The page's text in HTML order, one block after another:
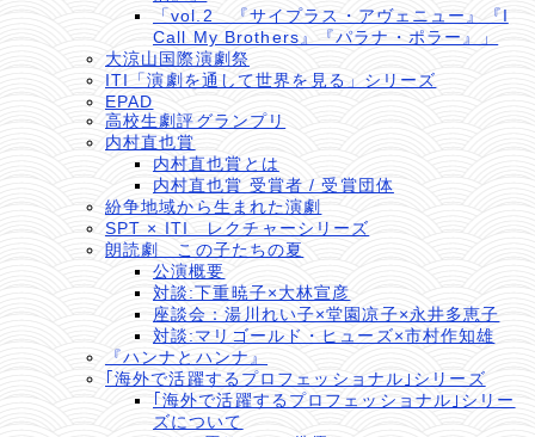
「vol.2 『サイプラス・アヴェニュー』『I
Call My Brothers』『パラナ・ポラー』」
大涼山国際演劇祭
ITI「演劇を通して世界を見る」シリーズ
EPAD
高校生劇評グランプリ
内村直也賞
内村直也賞とは
内村直也賞 受賞者 / 受賞団体
紛争地域から生まれた演劇
SPT × ITI レクチャーシリーズ
朗読劇 この子たちの夏
公演概要
対談:下重暁子×大林宣彦
座談会：湯川れい子×堂園凉子×永井多恵子
対談:マリゴールド・ヒューズ×市村作知雄
『ハンナとハンナ』
｢海外で活躍するプロフェッショナル｣シリーズ
｢海外で活躍するプロフェッショナル｣シリー
ズについて